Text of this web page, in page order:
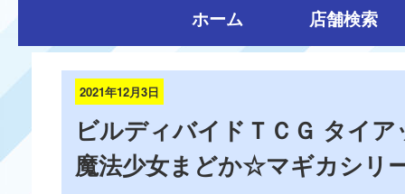
ホーム 店舗検索
2021年12月3日
ビルディバイドＴＣＧ タイ
魔法少女まどか☆マギカシリ